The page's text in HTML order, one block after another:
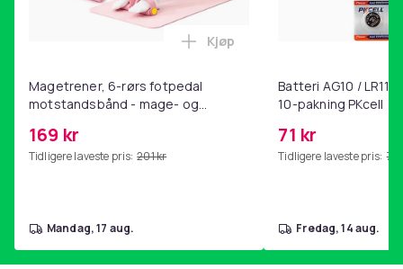
Magetrener, 6-rørs fotpedal
motstandsbånd - mage- og
hjemmegymnastikk Pink
169 kr
Tidligere laveste pris: 201 kr
Legg Magetrener, 6-rørs
Kjøp
mandag, 17 aug.
Batteri AG10 /
10-pakning PKcell
71 kr
Tidligere laveste pris: 76
fredag, 14 aug.